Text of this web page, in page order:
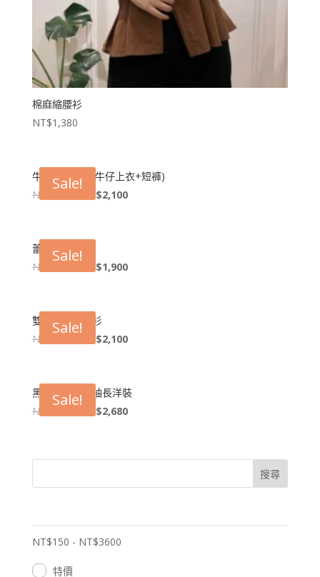
棉麻縮腰衫
NT$1,380
Sale!
牛仔短褲套裝(牛仔上衣+短褲)
NT$
NT$2,100
Sale!
蕾絲短袖外套
NT$
NT$1,900
Sale!
雙領珍珠釦飾衫
NT$
NT$2,100
Sale!
黑色連身公主袖長洋裝
NT$
NT$2,680
搜尋
NT$150 - NT$3600
特價